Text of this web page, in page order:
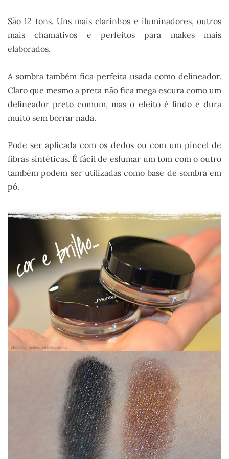
São 12 tons. Uns mais clarinhos e iluminadores, outros
mais chamativos e perfeitos para makes mais
elaborados.
A sombra também fica perfeita usada como delineador.
Claro que mesmo a preta não fica mega escura como um
delineador preto comum, mas o efeito é lindo e dura
muito sem borrar nada.
Pode ser aplicada com os dedos ou com um pincel de
fibras sintéticas. É fácil de esfumar um tom com o outro
também podem ser utilizadas como base de sombra em
pó.